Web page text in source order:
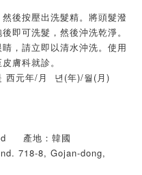
後按壓出洗髮精。將頭髮潑
即可洗髮，然後沖洗乾淨。
，請立即以清水沖洗。使用
膚科就診。
西元年/月 년(年)/월(月)
產地：韓國
718-8, Gojan-dong,